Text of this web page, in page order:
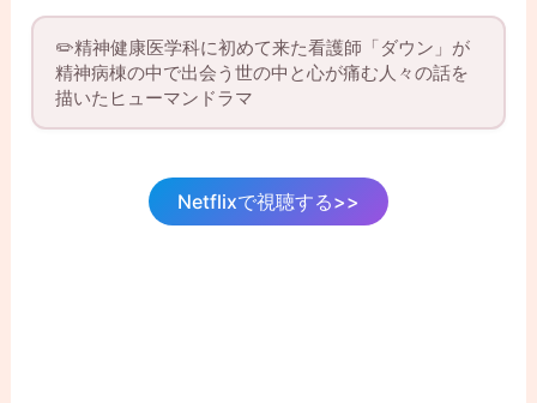
✏️精神健康医学科に初めて来た看護師「ダウン」が
精神病棟の中で出会う世の中と心が痛む人々の話を
描いたヒューマンドラマ
Netflixで視聴する>>